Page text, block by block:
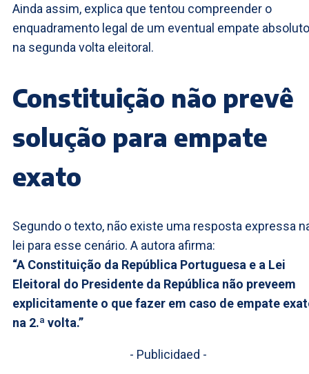
Ainda assim, explica que tentou compreender o
enquadramento legal de um eventual empate absoluto
na segunda volta eleitoral.
Constituição não prevê
solução para empate
exato
Segundo o texto, não existe uma resposta expressa
lei para esse cenário. A autora afirma:
“A Constituição da República Portuguesa e a Lei
Eleitoral do Presidente da República não preveem
explicitamente o que fazer em caso de empate
na 2.ª volta.”
- Publicidaed -